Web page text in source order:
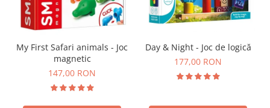
My First Safari animals - Joc
magnetic
147,00 RON
Day & Night - Joc de logică
177,00 RON